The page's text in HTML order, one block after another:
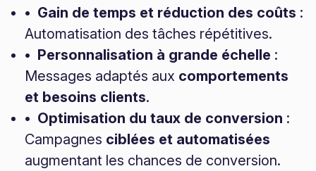
• Gain de temps et réduction des coûts :
Automatisation des tâches répétitives.
• Personnalisation à grande échelle :
Messages adaptés aux comportements
et besoins clients.
• Optimisation du taux de conversion :
Campagnes ciblées et automatisées
augmentant les chances de conversion.